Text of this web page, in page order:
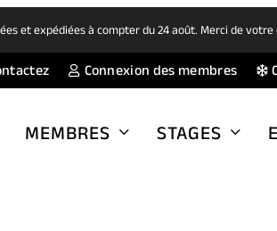
et expédiées à compter du 24 août. Merci de
Connexion des membres
in
new
MEMBRES STAGES